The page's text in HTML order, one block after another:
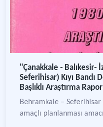
"Çanakkale -
Seferihisar) Kıyı
Başlıklı Araştırma
Behramkale – Seferihisar
amaçlı planlanması